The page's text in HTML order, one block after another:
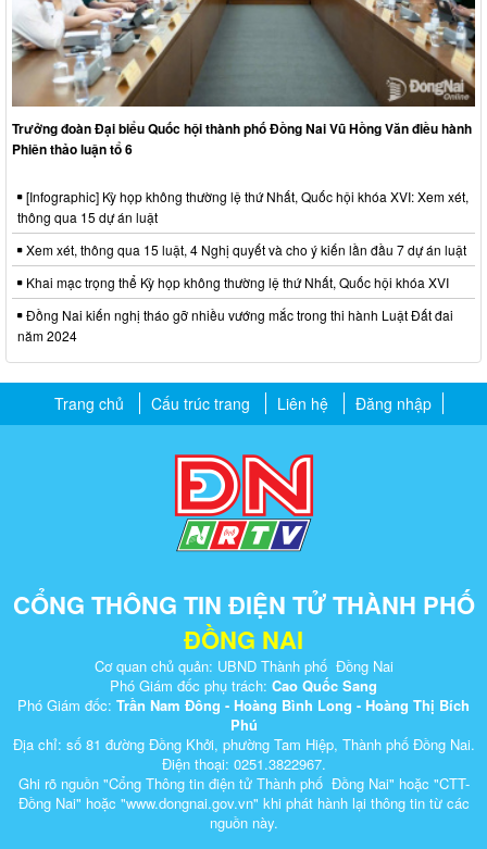
Trưởng đoàn Đại biểu Quốc hội thành phố Đồng Nai Vũ Hồng Văn điều hành
Phiên thảo luận tổ 6
[Infographic] Kỳ họp không thường lệ thứ Nhất, Quốc hội khóa XVI: Xem xét,
thông qua 15 dự án luật
Xem xét, thông qua 15 luật, 4 Nghị quyết và cho ý kiến lần đầu 7 dự án luật
Khai mạc trọng thể Kỳ họp không thường lệ thứ Nhất, Quốc hội khóa XVI
Đồng Nai kiến nghị tháo gỡ nhiều vướng mắc trong thi hành Luật Đất đai
năm 2024
Trang chủ Cấu trúc trang Liên hệ Đăng nhập
CỔNG THÔNG TIN ĐIỆN TỬ THÀNH PHỐ
ĐỒNG NAI
Cơ quan chủ quản: UBND Thành phố Đồng Nai
Phó Giám đốc phụ trách: Cao Quốc Sang
Phó Giám đốc: Trần Nam Đông - Hoàng Bình Long - Hoàng Thị Bích
Phú
Địa chỉ: số 81 đường Đồng Khởi, phường Tam Hiệp, Thành phố Đồng Nai.
Điện thoại: 0251.3822967.
Ghi rõ nguồn "Cổng Thông tin điện tử Thành phố Đồng Nai" hoặc "CTT-
Đồng Nai" hoặc "www.dongnai.g​ov.vn" khi ​phát hành lại thông tin từ các
nguồn này.​